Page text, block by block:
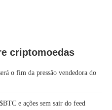
criptomoedas
o fim da pressão vendedora do
e ações sem sair do feed